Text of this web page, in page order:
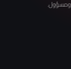
ومسؤول.